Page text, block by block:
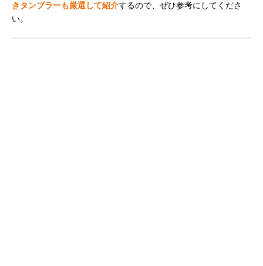
きタンブラーも厳選して紹介するので、ぜひ参考にしてくださ
い。